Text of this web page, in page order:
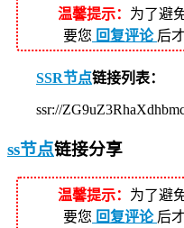
温馨提示： 为了避
要您 回复评论 后
SSR节点链接列表：
ssr://
ss节点链接分享
温馨提示： 为了避
要您 回复评论 后